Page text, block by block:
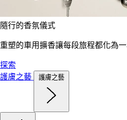
隨行的香氛儀式
重塑的車用擴香讓每段旅程都化為
探索
護膚之藝
護膚之藝